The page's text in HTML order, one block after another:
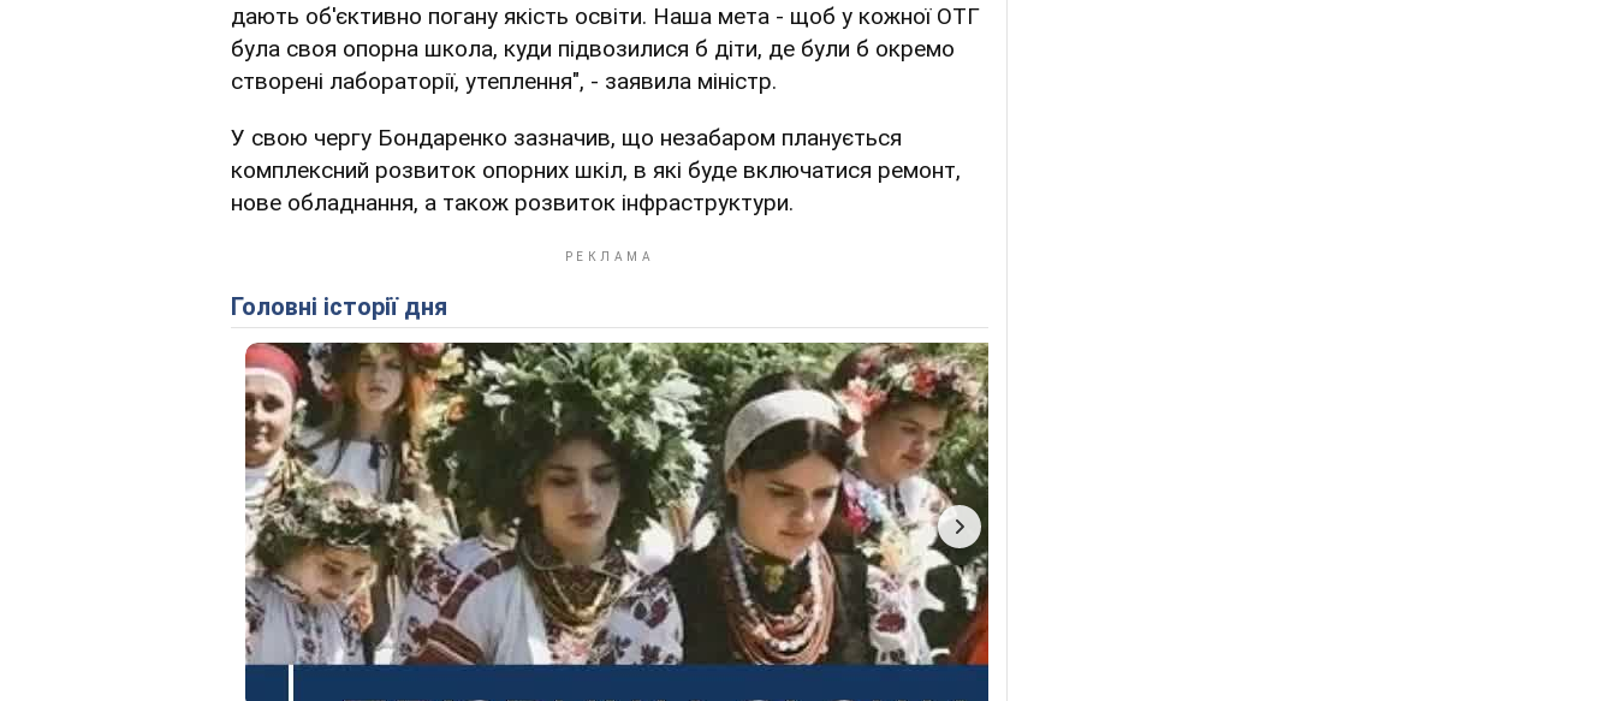
дають об'єктивно погану якість освіти. Наша мета - щоб у кожної ОТГ
була своя опорна школа, куди підвозилися б діти, де були б окремо
створені лабораторії, утеплення", - заявила міністр.
У свою чергу Бондаренко зазначив, що незабаром планується
комплексний розвиток опорних шкіл, в які буде включатися ремонт,
нове обладнання, а також розвиток інфраструктури.
Головні історії дня